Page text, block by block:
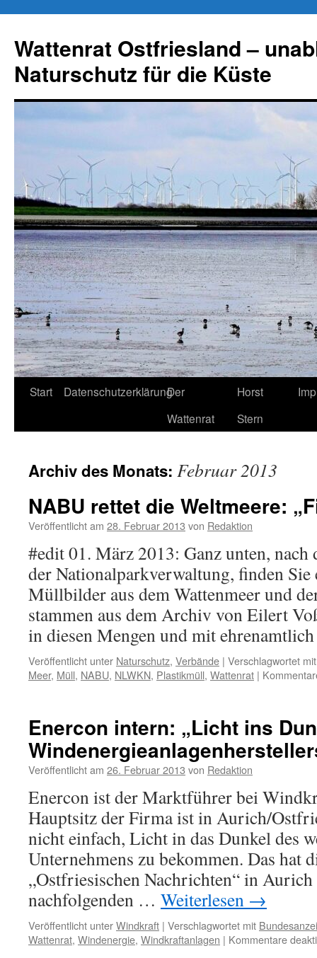
springen
Wattenrat Ostfriesland –
Naturschutz für die Küste
Start DatenschutzerklärungDer
Wattenrat
Horst
Stern
Archiv des Monats: Februar 2013
NABU rettet die Weltmeere:
Veröffentlicht am 28. Februar 2013 von Redaktion
#edit 01. März 2013: Ganz unten, nach
der Nationalparkverwaltung, finden
Müllbilder aus dem Wattenmeer und
stammen aus dem Archiv von Eilert
in diesen Mengen und mit
Veröffentlicht unter Naturschutz, Verbände | Verschlagwortet mit
Meer, Müll, NABU, NLWKN, Plastikmüll, Wattenrat |
Enercon intern: „Licht ins
Veröffentlicht am 26. Februar 2013 von Redaktion
Enercon ist der Marktführer bei
Hauptsitz der Firma ist in Aurich/
nicht einfach, Licht in das Dunkel des
Unternehmens zu bekommen. Das hat
„Ostfriesischen Nachrichten“ in Aurich
nachfolgenden … Weiterlesen →
Veröffentlicht unterWindkraft | Verschlagwortet mit
Wattenrat, Windenergie, Windkraftanlagen | Kommentare